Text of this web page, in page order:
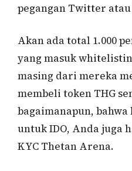
pegangan Twitter
Akan ada total 1.000
yang masuk
masing dari mereka
membeli token THG
bagaimanapun,
untuk IDO, Anda juga
KYC Thetan Arena.